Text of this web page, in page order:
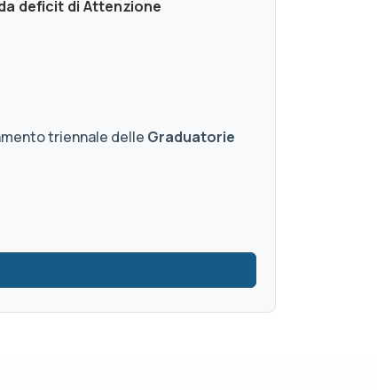
deficit di Attenzione
triennale delle Graduatorie